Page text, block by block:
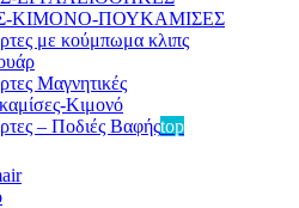
ΚΙΜΟΝΟ-ΠΟΥΚΑΜΙΣΕΣ
με κούμπωμα κλιπς
Μαγνητικές
Κιμονό
– Ποδιές Βαφήςtop